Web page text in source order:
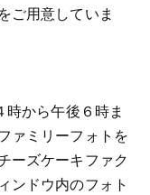
ご用意していま
から午後６時ま
ァミリーフォトを
ーズケーキファク
ンドウ内のフォト